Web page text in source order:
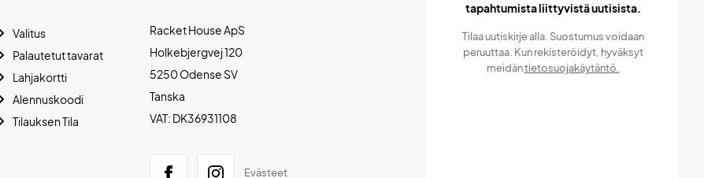
Racket House ApS
Holkebjergvej 120
5250 Odense SV
Tanska
VAT: DK36931108
Evästeet
Valitus
Palautetut tavarat
Lahjakortti
Alennuskoodi
Tilauksen Tila
tapahtumista liittyvistä uutisista.
Tilaa uutiskirje alla. Suostumus voidaan
peruuttaa. Kun rekisteröidyt, hyväksyt
meidäntietosuojakäytäntö.